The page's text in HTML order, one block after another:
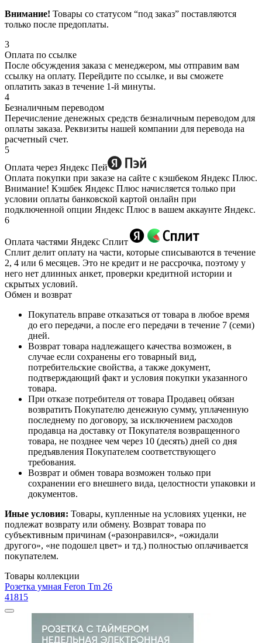
Внимание! Товары со статусом “под заказ” поставляются
только после предоплаты.
3
Оплата по ссылке
После обсуждения заказа с менеджером, мы отправим вам
ссылку на оплату. Перейдите по ссылке, и вы сможете
оплатить заказ в течение 1-й минуты.
4
Безналичным переводом
Перечисление денежных средств безналичным переводом для
оплаты заказа. Реквизиты нашей компании для перевода на
расчетный счет.
5
Оплата через Яндекс Пей
Оплата покупки при заказе на сайте с кэшбеком Яндекс Плюс.
Внимание! Кэшбек Яндекс Плюс начисляется только при
условии оплаты банковской картой онлайн при
подключенной опции Яндекс Плюс в вашем аккаунте Яндекс.
6
Оплата частями Яндекс Сплит
Сплит делит оплату на части, которые списываются в течение
2, 4 или 6 месяцев. Это не кредит и не рассрочка, поэтому у
него нет длинных анкет, проверки кредитной истории и
скрытых условий.
Обмен и возврат
Покупатель вправе отказаться от товара в любое время
до его передачи, а после его передачи в течение 7 (семи)
дней.
Возврат товара надлежащего качества возможен, в
случае если сохранены его товарный вид,
потребительские свойства, а также документ,
подтверждающий факт и условия покупки указанного
товара.
При отказе потребителя от товара Продавец обязан
возвратить Покупателю денежную сумму, уплаченную
последнему по договору, за исключением расходов
продавца на доставку от Покупателя возвращенного
товара, не позднее чем через 10 (десять) дней со дня
предъявления Покупателем соответствующего
требования.
Возврат и обмен товара возможен только при
сохранении его внешнего вида, целостности упаковки и
документов.
Иные условия: Товары, купленные на условиях уценки, не
подлежат возврату или обмену. Возврат товара по
субъективным причинам («разонравился», «ожидали
другого», «не подошел цвет» и тд.) полностью оплачивается
покупателем.
Товары коллекции
Розетка умная Feron Tm 26
41815